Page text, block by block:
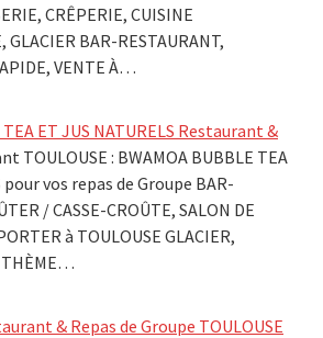
CRÊPERIE, CUISINE
BAR-RESTAURANT,
VENTE À…
ET JUS NATURELS Restaurant &
TOULOUSE : BWAMOA BUBBLE TEA
pour vos repas de Groupe BAR-
/ CASSE-CROÛTE, SALON DE
à TOULOUSE GLACIER,
THÈME…
& Repas de Groupe TOULOUSE